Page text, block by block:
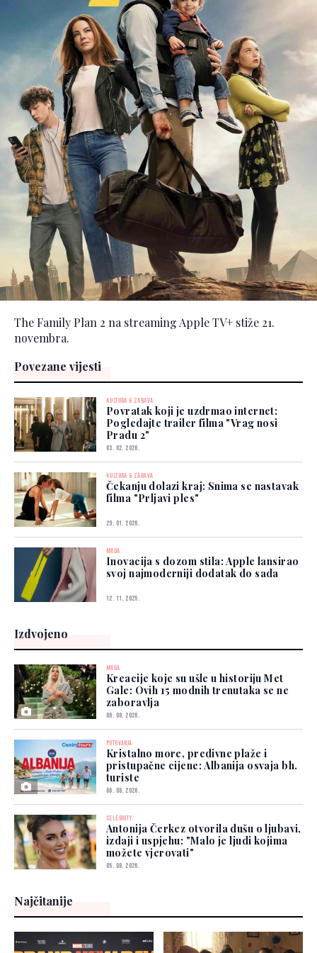
The Family Plan 2 na streaming Apple TV+ stiže 21.
novembra.
Povezane vijesti
KULTURA & ZABAVA
Povratak koji je uzdrmao internet:
Pogledajte trailer filma "Vrag nosi
Pradu 2"
03. 02. 2026.
KULTURA & ZABAVA
Čekanju dolazi kraj: Snima se nastavak
filma "Prljavi ples"
29. 01. 2026.
MODA
Inovacija s dozom stila: Apple lansirao
svoj najmoderniji dodatak do sada
12. 11. 2025.
Izdvojeno
MODA
Kreacije koje su ušle u historiju Met
Gale: Ovih 15 modnih trenutaka se ne
zaboravlja
06. 08. 2026.
PUTOVANJA
Kristalno more, predivne plaže i
pristupačne cijene: Albanija osvaja bh.
turiste
06. 08. 2026.
CELEBRITY
Antonija Čerkez otvorila dušu o ljubavi,
izdaji i uspjehu: "Malo je ljudi kojima
možete vjerovati"
05. 08. 2026.
Najčitanije